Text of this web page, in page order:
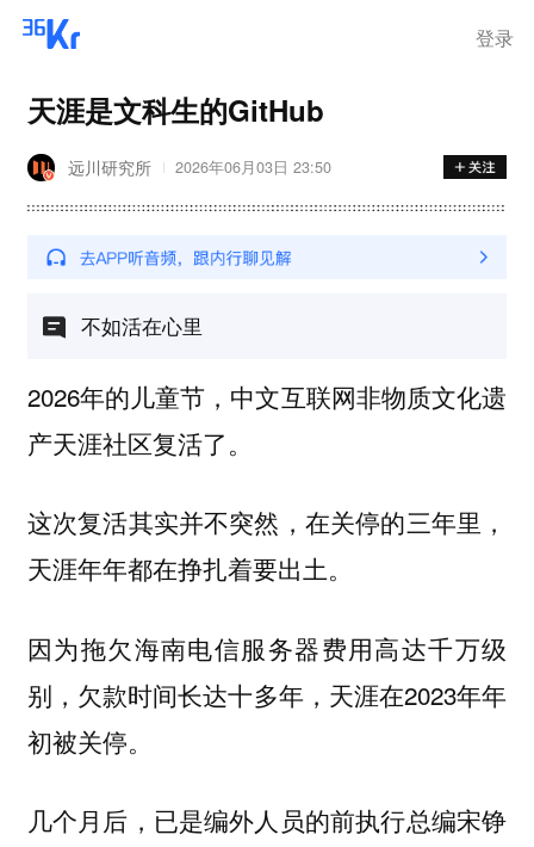
登录
天涯是文科生的GitHub
远川研究所 2026年06月03日 23:50
不如活在心里
2026年的儿童节，中文互联网非物质文化遗
产天涯社区复活了。
这次复活其实并不突然，在关停的三年里，
天涯年年都在挣扎着要出土。
因为拖欠海南电信服务器费用高达千万级
别，欠款时间长达十多年，天涯在2023年年
初被关停。
几个月后，已是编外人员的前执行总编宋铮